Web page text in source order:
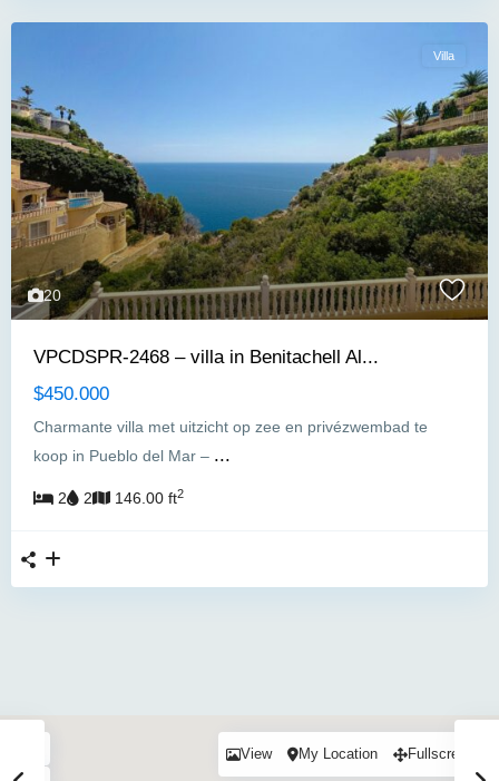
20
Villa
VPCDSPR-2468 – villa in Benitachell Al...
$450.000
Charmante villa met uitzicht op zee en privézwembad te
koop in Pueblo del Mar – ...
2 2 146.00 ft2
View My Location Fullscreen